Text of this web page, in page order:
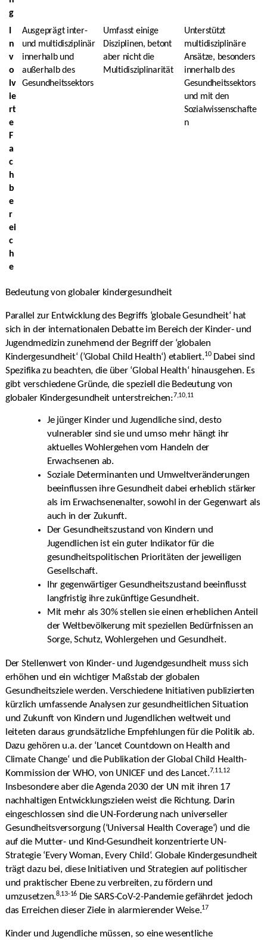
g
I
n
v
o
lv
ie
rt
e
F
a
c
h
b
e
r
ei
c
h
e
Ausgeprägt inter-
und multidisziplinär
innerhalb und
außerhalb des
Gesundheitssektors
Umfasst einige
Disziplinen, betont
aber nicht die
Multidisziplinarität
Unterstützt
multidisziplinäre
Ansätze, besonders
innerhalb des
Gesundheitssektors
und mit den
Sozialwissenschafte
n
Bedeutung von globaler kindergesundheit
Parallel zur Entwicklung des Begriffs ‘globale Gesundheit‘ hat
sich in der internationalen Debatte im Bereich der Kinder- und
Jugendmedizin zunehmend der Begriff der ‘globalen
Kindergesundheit‘ (’Global Child Health‘) etabliert.10Dabei sind
Spezifika zu beachten, die über ‘Global Health‘ hinausgehen. Es
gibt verschiedene Gründe, die speziell die Bedeutung von
globaler Kindergesundheit unterstreichen:7,10,11
Je jünger Kinder und Jugendliche sind, desto
vulnerabler sind sie und umso mehr hängt ihr
aktuelles Wohlergehen vom Handeln der
Erwachsenen ab.
Soziale Determinanten und Umweltveränderungen
beeinflussen ihre Gesundheit dabei erheblich stärker
als im Erwachsenenalter, sowohl in der Gegenwart als
auch in der Zukunft.
Der Gesundheitszustand von Kindern und
Jugendlichen ist ein guter Indikator für die
gesundheitspolitischen Prioritäten der jeweiligen
Gesellschaft.
Ihr gegenwärtiger Gesundheitszustand beeinflusst
langfristig ihre zukünftige Gesundheit.
Mit mehr als 30% stellen sie einen erheblichen Anteil
der Weltbevölkerung mit speziellen Bedürfnissen an
Sorge, Schutz, Wohlergehen und Gesundheit.
Der Stellenwert von Kinder- und Jugendgesundheit muss sich
erhöhen und ein wichtiger Maßstab der globalen
Gesundheitsziele werden. Verschiedene Initiativen publizierten
kürzlich umfassende Analysen zur gesundheitlichen Situation
und Zukunft von Kindern und Jugendlichen weltweit und
leiteten daraus grundsätzliche Empfehlungen für die Politik ab.
Dazu gehören u.a. der ‘Lancet Countdown on Health and
Climate Change‘ und die Publikation der Global Child Health-
Kommission der WHO, von UNICEF und des Lancet.7,11,12
Insbesondere aber die Agenda 2030 der UN mit ihren 17
nachhaltigen Entwicklungszielen weist die Richtung. Darin
eingeschlossen sind die UN-Forderung nach universeller
Gesundheitsversorgung (‘Universal Health Coverage‘) und die
auf die Mutter- und Kind-Gesundheit konzentrierte UN-
Strategie ‘Every Woman, Every Child‘. Globale Kindergesundheit
trägt dazu bei, diese Initiativen und Strategien auf politischer
und praktischer Ebene zu verbreiten, zu fördern und
umzusetzen.8,13-16 Die SARS-CoV-2-Pandemie gefährdet jedoch
das Erreichen dieser Ziele in alarmierender Weise.17
Kinder und Jugendliche müssen, so eine wesentliche